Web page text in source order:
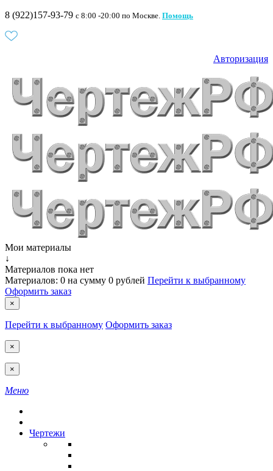
8 (922)157-93-79 c 8:00 -20:00 по Москве. Помощь
Авторизация
Мои материалы
↓
Материалов пока нет
Материалов: 0 на сумму 0 рублей Перейти к выбранному
Оформить заказ
×
Перейти к выбранному Оформить заказ
×
×
Меню
Чертежи